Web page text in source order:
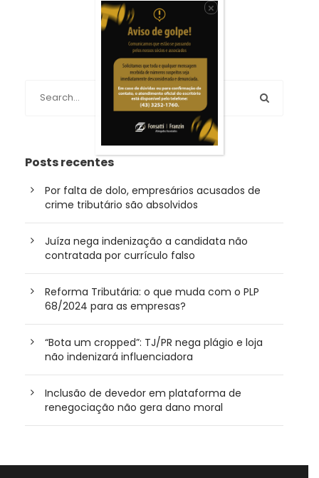
Posts recentes
Por falta de dolo, empresários acusados de
crime tributário são absolvidos
Juíza nega indenização a candidata não
contratada por currículo falso
Reforma Tributária: o que muda com o PLP
68/2024 para as empresas?
“Bota um cropped”: TJ/PR nega plágio e loja
não indenizará influenciadora
Inclusão de devedor em plataforma de
renegociação não gera dano moral
×